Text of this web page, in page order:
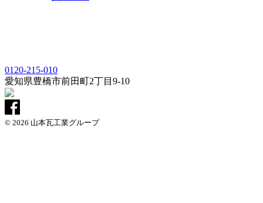
0120-215-010
愛知県豊橋市前田町2丁目9-10
© 2026 山本瓦工業グループ